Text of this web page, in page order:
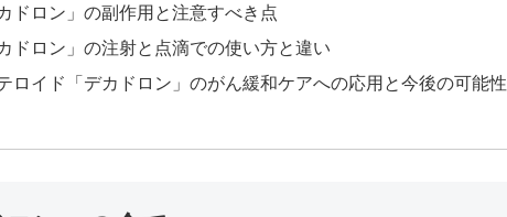
ドロン」の副作用と注意すべき点
ドロン」の注射と点滴での使い方と違い
ロイド「デカドロン」のがん緩和ケアへの応用と今後の可能性